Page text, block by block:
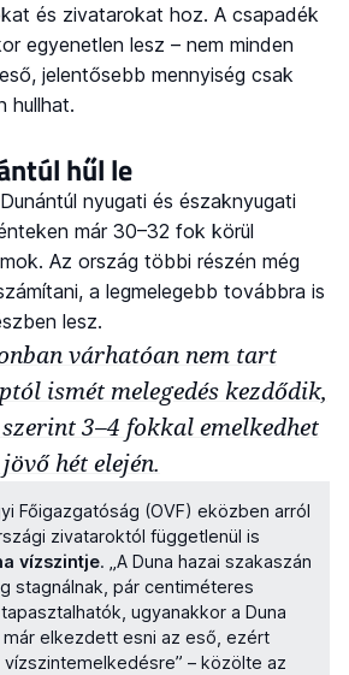
és zivatarokat hoz. A csapadék
egyenetlen lesz – nem minden
jelentősebb mennyiség csak
hullhat.
hűl le
nyugati és északnyugati
már 30–32 fok körül
Az ország többi részén még
a legmelegebb továbbra is
lesz.
várhatóan nem tart
ismét melegedés kezdődik,
3–4 fokkal emelkedhet
hét elején.
Főigazgatóság (OVF) eközben arról
zivataroktól függetlenül is
vízszintje. „A Duna hazai szakaszán
stagnálnak, pár centiméteres
ugyanakkor a Duna
elkezdett esni az eső, ezért
– közölte az